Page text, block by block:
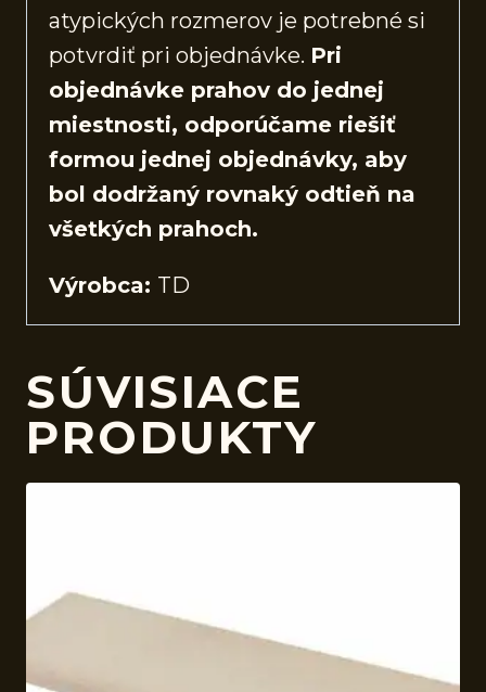
atypických rozmerov je potrebné si
potvrdiť pri objednávke. Pri
objednávke prahov do jednej
miestnosti, odporúčame riešiť
formou jednej objednávky, aby
bol dodržaný rovnaký odtieň na
všetkých prahoch.
Výrobca: TD
SÚVISIACE
PRODUKTY